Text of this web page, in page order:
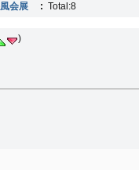
会展 : Total:8
)